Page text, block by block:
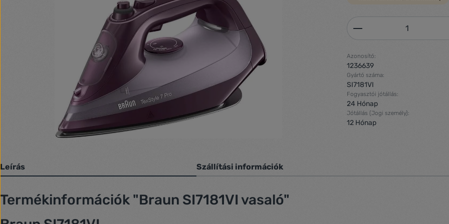
Azonosító:
1236639
Gyártó száma:
SI7181VI
Fogyasztói jótállás:
24 Hónap
Jótállás (Jogi személy):
12 Hónap
Leírás Szállítási információk
Termékinformációk "Braun SI7181VI vasaló"